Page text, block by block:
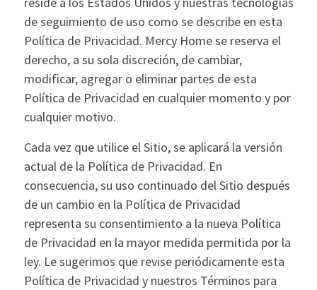
de seguimiento de uso como se describe en esta
Política de Privacidad. Mercy Home se reserva el
derecho, a su sola discreción, de cambiar,
modificar, agregar o eliminar partes de esta
Política de Privacidad en cualquier momento y por
cualquier motivo.
Cada vez que utilice el Sitio, se aplicará la versión
actual de la Política de Privacidad. En
consecuencia, su uso continuado del Sitio después
de un cambio en la Política de Privacidad
representa su consentimiento a la nueva Política
de Privacidad en la mayor medida permitida por la
ley. Le sugerimos que revise periódicamente esta
Política de Privacidad y nuestros Términos para